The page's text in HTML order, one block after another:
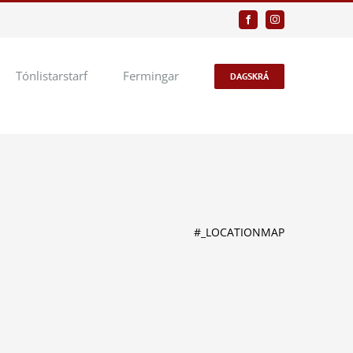
FacebookInstagram
Tónlistarstarf Fermingar DAGSKRÁ
#_LOCATIONMAP